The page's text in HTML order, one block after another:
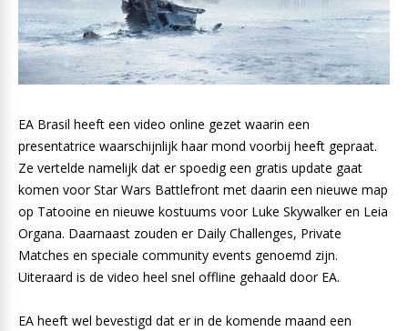
EA Brasil heeft een video online gezet waarin een
presentatrice waarschijnlijk haar mond voorbij heeft gepraat.
Ze vertelde namelijk dat er spoedig een gratis update gaat
komen voor Star Wars Battlefront met daarin een nieuwe map
op Tatooine en nieuwe kostuums voor Luke Skywalker en Leia
Organa. Daarnaast zouden er Daily Challenges, Private
Matches en speciale community events genoemd zijn.
Uiteraard is de video heel snel offline gehaald door EA.
EA heeft wel bevestigd dat er in de komende maand een